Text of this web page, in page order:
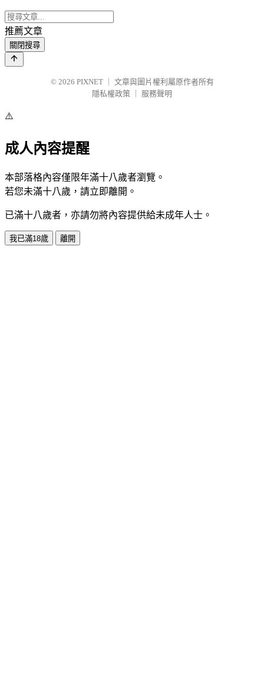
推薦文章
關閉搜尋
© 2026 PIXNET
文章與圖片權利屬原作者所有
隱私權政策
服務聲明
⚠️
成人內容提醒
本部落格內容僅限年滿十八歲者瀏覽。
若您未滿十八歲，請立即離開。
已滿十八歲者，亦請勿將內容提供給未成年人士。
我已滿18歲 離開